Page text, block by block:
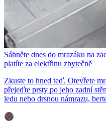
Sáhněte dnes do mrazáku na
platíte za elektřinu zbytečně
Zkuste to hned teď. Otevřete
přejeďte prsty po jeho zadní
ledu nebo drsnou námrazu,